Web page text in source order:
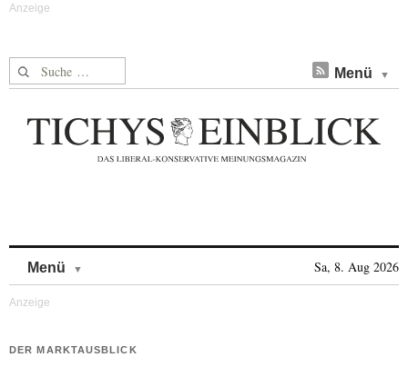
Suche nach: Menü
Menü Sa, 8. Aug 2026
DER MARKTAUSBLICK